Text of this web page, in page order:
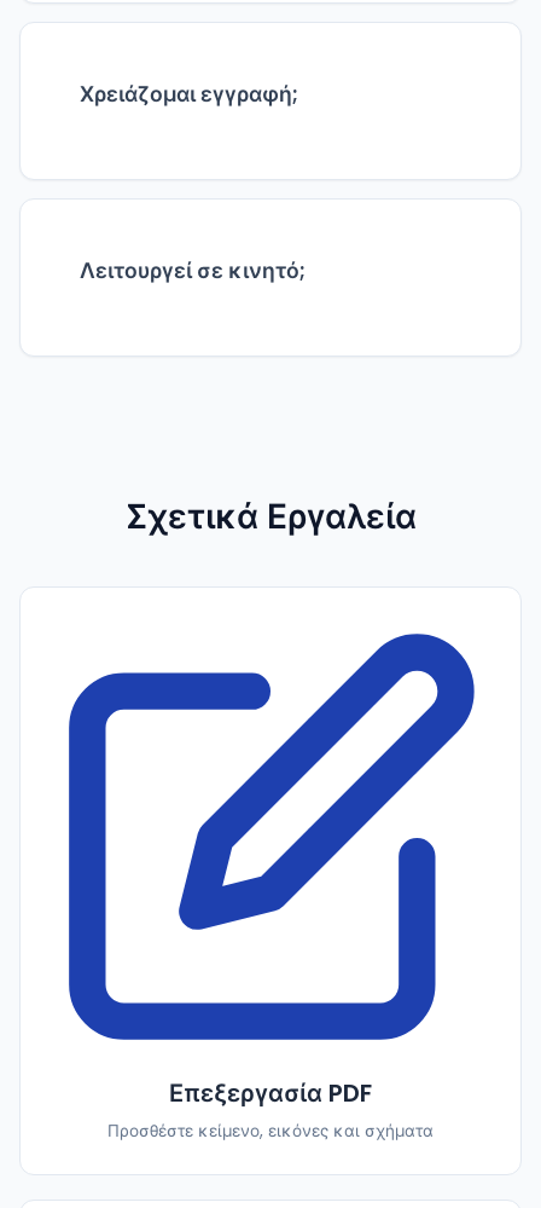
browser, δεν ανεβαίνουν πουθενά.
Χρειάζομαι εγγραφή;
Λειτουργεί σε κινητό;
Σχετικά Εργαλεία
Επεξεργασία PDF
Προσθέστε κείμενο, εικόνες και σχήματα